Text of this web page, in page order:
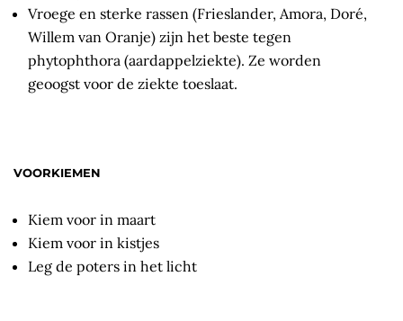
Vroege en sterke rassen (Frieslander, Amora, Doré,
Willem van Oranje) zijn het beste tegen
phytophthora (aardappelziekte). Ze worden
geoogst voor de ziekte toeslaat.
VOORKIEMEN
Kiem voor in maart
Kiem voor in kistjes
Leg de poters in het licht